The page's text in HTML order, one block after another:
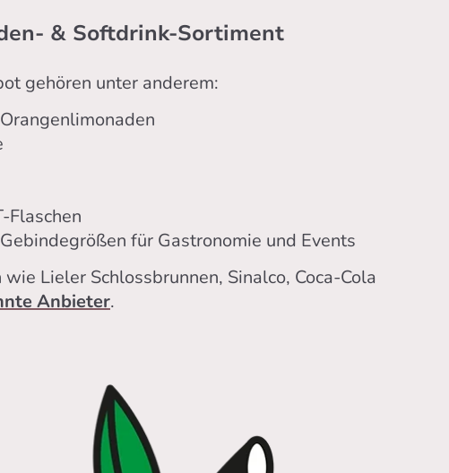
& Softdrink-Sortiment
gehören unter anderem:
Flaschen
für Gastronomie und Events
Lieler Schlossbrunnen, Sinalco, Coca-Cola
Anbieter.